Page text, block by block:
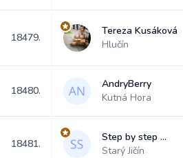
18479.
Tereza Kusáková
Hlučín
18480.
AndryBerry
Kutná Hora
18481.
Step by step ...
Starý Jičín